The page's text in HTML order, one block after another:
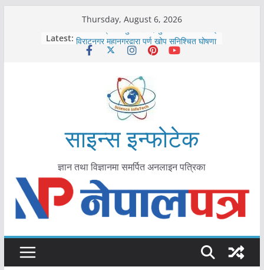
Thursday, August 6, 2026
Latest:
कोरोना संक्रमण पुष्टिपछि दार्चुलाका सीमामा कडाइ
विराटनगर महानगरद्वारा पूर्ण खोप सुनिश्चित घोषणा
तयारी
आयुर्वेद चिकित्सा प्रणालीको भूमिका महत्वपूर्ण छ :
मुख्यमन्त्री शाह
काभ्रेपलाञ्चोकमा आयुर्वेद स्वास्थ्योपचारतर्फ
साइन्स इन्फोटेक
ज्ञान तथा विज्ञानमा समर्पित अनलाइन पत्रिका